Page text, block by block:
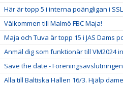
Här är topp 5 i interna poängligan i
Välkommen till Malmö FBC Maja!
Maja och Tuva är topp 15 i JAS Dams
Anmäl dig som funktionär till VM2024
Save the date -
Alla till Baltiska Hallen 16/3. Hjälp